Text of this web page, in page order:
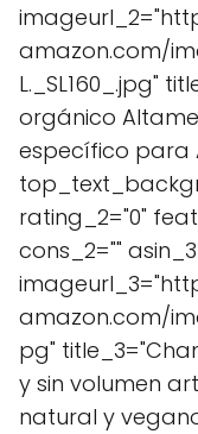
amazon.com/
L._SL160_.jpg"
orgánico
específico para
rating_2="0"
cons_2=""
amazon.com/
pg"
y sin volumen
natural y